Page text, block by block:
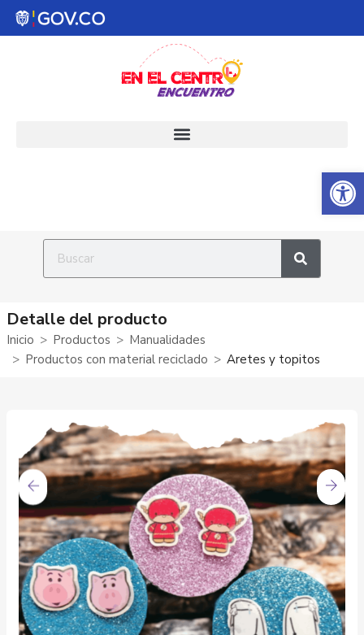
Abrir
Detalle del producto
Inicio Productos
Manualidades
Productos con material reciclado
Aretes y topitos